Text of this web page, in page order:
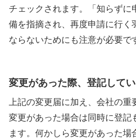
チェックされます。「知らずに
備を指摘され、再度申請に行く
ならないためにも注意が必要で
変更があった際、登記して
上記の変更届に加え、会社の重
変更があった場合は同時に登記
ます。何かしら変更があった場